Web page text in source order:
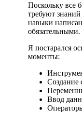
Поскольку все
требуют
навыки
обязательными.
Я постарался
моменты:
Создание
Ввод